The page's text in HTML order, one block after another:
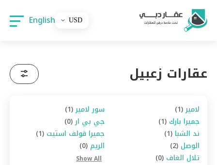
English
عقارات زعبيل
لامير(1)
جميرا بارك (1)
ند الشبا (1)
الوصل (2)
تلال الغاف (0)
سور لامير(1)
جي بي ار(0)
جميرا قولف استيت (1)
الريم (0)
Show All